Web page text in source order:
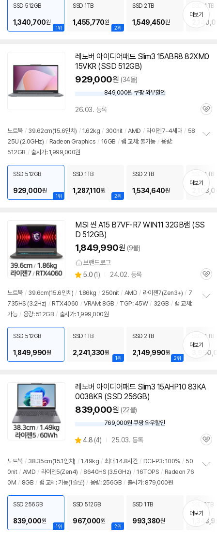
치
기
1위
SSD 512GB
1,340,700원
2위
SSD 1TB
1,455,770원
SSD 2TB
1,549,450원
SSD 4TB
더보기
레노버 아이디어패드 Slim3 15ABR8 82XM0
15VKR (SSD 512GB)
929,000원 (34몰)
할
가
849,000원 쿠팡 와우할인
26.03. 등록
관
노트북 / 39.62cm(15.6인치) / 1.62kg / 300nit / AMD / 라이젠7-4세대 / 58
25U (2.0GHz) / Radeon Graphics / 16GB / 램 교체: 불가능 / 용량:
512GB / 출시가: 1,999,000원
치
기
1위
SSD 512GB
929,000원
2위
SSD 1TB
1,287,110원
SSD 2TB
1,534,640원
SSD 4TB
더보기
MSI 씬 A15 B7VF-R7 WIN11 32GB램 (SS
D 512GB)
1,849,990원 (9몰)
브랜드로그
별
점
5.0 (상
리
뷰
1) 24.02. 등록
관
노트북 / 39.6cm(15.6인치) / 1.86kg / 250nit / AMD / 라이젠7(Zen3+) / 7
735HS (3.2Hz) / RTX4060 / VRAM: 8GB / TGP: 45W / 32GB / 램 교체:
가능 / 용량: 512GB / 출시가: 1,999,000원
치
기
SSD 512GB
1,849,990원
1위
SSD 1TB
2,241,330원
2위
SSD 2TB
2,149,990원
SSD 4TB
더보기
레노버 아이디어패드 Slim3 15AHP10 83KA
0038KR (SSD 256GB)
839,000원 (22몰)
할
가
769,000원 쿠팡 와우할인
별
4.8 (상
리
뷰
4) 25.03. 등록
관
노트북 / 38.35cm(15.1인치) / 1.49kg / 최대 14.8시간 / DCI-P3: 100% / 50
0nit / AMD / 라이젠5(Zen4) / 8640HS (3.5GHz) / 16TOPS / Radeon 76
0M / 8GB / 램 교체: 가능(1슬롯) / 용량: 256GB / 출시가: 879,000원
치
기
1위
SSD 256GB
839,000원
2위
SSD 512GB
967,000원
SSD 1TB
993,380원
SSD 2TB
더보기